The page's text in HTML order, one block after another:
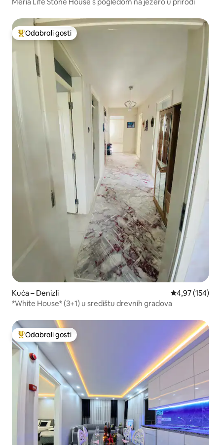
Među najviše rangiranima s oznakom „Odabrali gosti”
Odabrali gosti
Kuća – Denizli Prosječna
4,97 (154)
*White House* (3+1) u središtu drevnih gradova
Među najviše rangiranima s oznakom „Odabrali gosti”
Odabrali gosti